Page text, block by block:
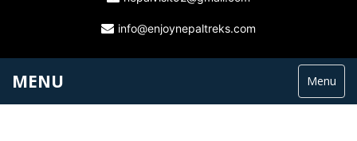
info@enjoynepaltreks.com
MENU Menu